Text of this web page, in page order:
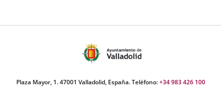
Plaza Mayor, 1. 47001 Valladolid, España. Teléfono:+34 983 426 100